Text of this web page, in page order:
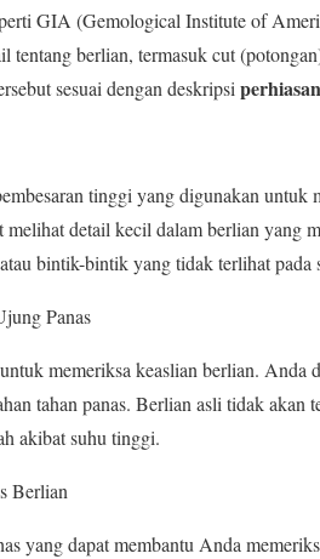
GIA (Gemological Institute of
tentang berlian, termasuk cut
sesuai dengan deskripsiperhiasan
tinggi yang digunakan
detail kecil dalam berlian yang
bintik-bintik yang tidak terlihat pada
Panas
memeriksa keaslian berlian. Anda
tahan panas. Berlian asli tidak akan
akibat suhu tinggi.
Berlian
yang dapat membantu Anda